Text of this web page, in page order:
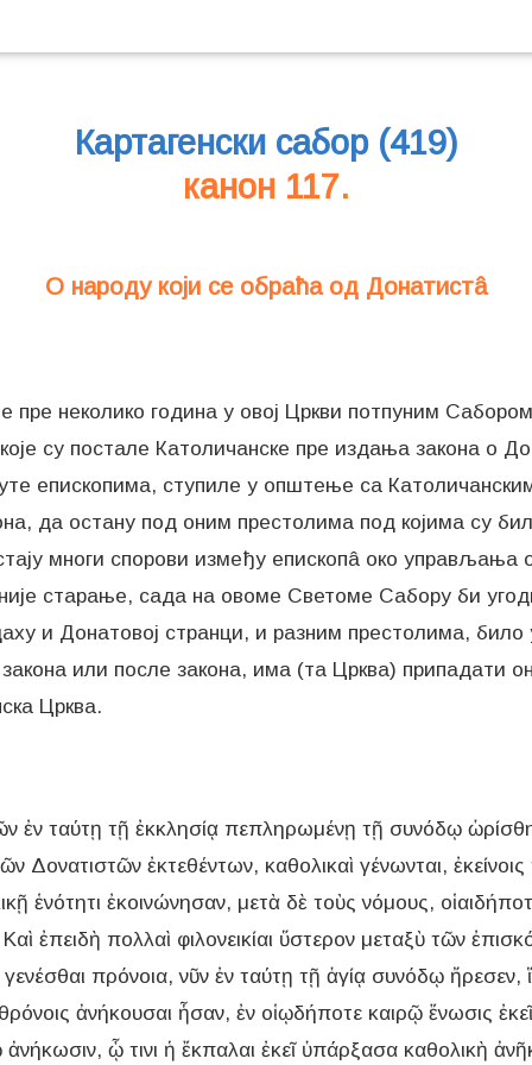
Картагенски сабор (419)
канон 117.
О народу који се обраћа од Донатистâ
пре неколико година у овој Цркви потпуним
су постале Католичанске пре издања закона о
епископима, ступиле у општење са
да остану под оним престолима под којима су
многи спорови између епископâ око управљања
старање, сада на овоме Светоме Сабору би
и Донатовој странци, и разним престолима,
или после закона, има (та Црква) припадати
Црква.
ἐν ταύτῃ τῇ ἐκκλησίᾳ πεπληρωμένῃ τῇ συνόδῳ ὡρίσθη,
ἐκτεθέντων, καθολικαὶ γένωνται, ἐκείνοις
ἑνότητι ἐκοινώνησαν, μετὰ δὲ τοὺς νόμους,
ἐπειδὴ πολλαὶ φιλονεικίαι ὕστερον μεταξὺ τῶν
γενέσθαι πρόνοια, νῦν ἐν ταύτῃ τῇ ἁγίᾳ συνόδῳ
ἀνήκουσαι ἦσαν, ἐν οἱῳδήποτε καιρῷ ἕνωσις